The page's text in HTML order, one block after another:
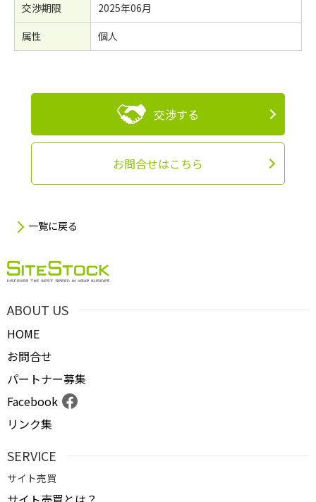
交渉期限
2025年06月
属性
個人
交渉する
お問合せはこちら
一覧に戻る
ABOUT US
HOME
お問合せ
パートナー募集
Facebook
リンク集
SERVICE
サイト売買